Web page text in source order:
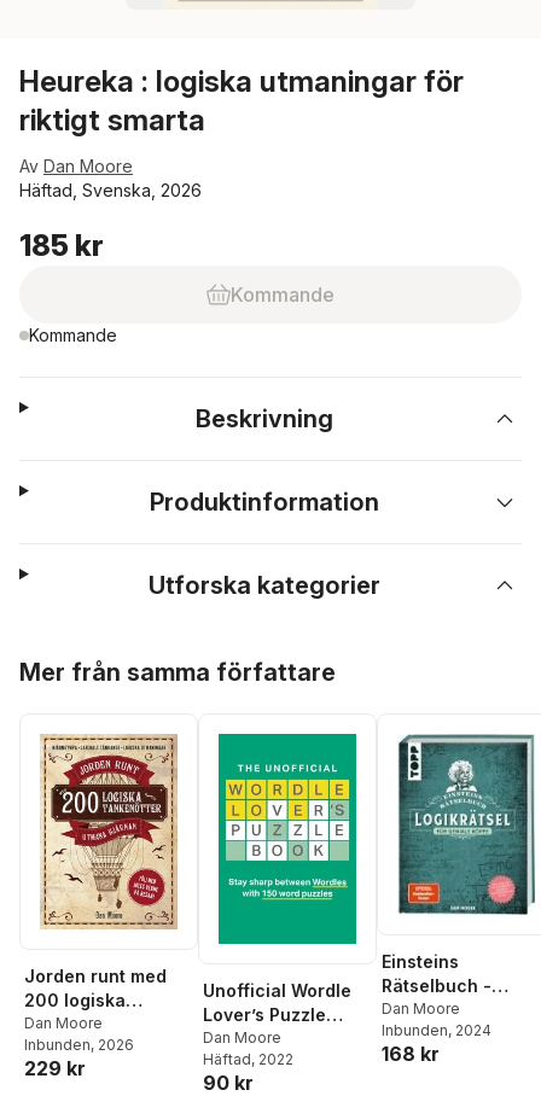
Heureka : logiska utmaningar för
riktigt smarta
Av Dan Moore
Häftad, Svenska, 2026
185 kr
Kommande
Kommande
Beskrivning
Produktinformation
Utforska kategorier
Mer från samma författare
Jorden runt med
200 logiska
tankenötter
Dan Moore
Inbunden, 2026
229 kr
Unofficial Wordle
Lover’s Puzzle
Book
Dan Moore
Häftad, 2022
90 kr
Einsteins
Rätselbuch -
Logikrätsel für
geniale Köpfe
Dan Moore
Inbunden, 2024
168 kr